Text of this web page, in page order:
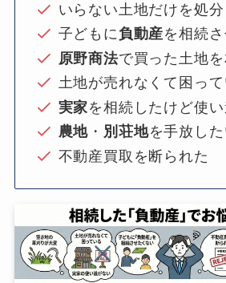
いらない土地だけを処
子どもに負動産を相続
原野商法で買った土地
土地が売れなくて困って
実家を相続したけど使
農地 ・ 別荘地を手放した
不動産買取を断られた